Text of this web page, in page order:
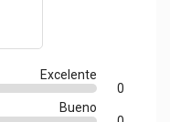
Excelente
0
Bueno